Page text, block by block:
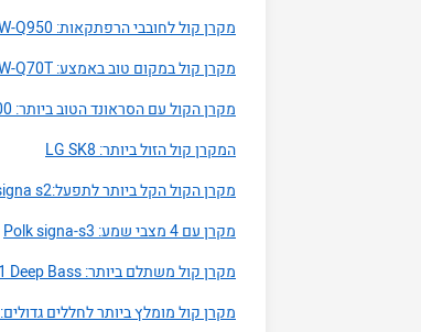
מקרן קול לחובבי הרפתקאות: Samsung HW-Q950
מקרן קול במקום טוב באמצע: Samsung HW-Q70T
מקרן הקול עם הסראונד הטוב ביותר: Bose Sound Bar 700
המקרן קול הזול ביותר: LG SK8
מקרן הקול הקל ביותר לתפעל:Polk signa s2
מקרן עם 4 מצבי שמע: Polk signa-s3
מקרן קול משתלם ביותר: JBL Bar 2.1 Deep Bass
מקרן קול מומלץ ביותר לחללים גדולים: Harman Kardon Enchant 1300